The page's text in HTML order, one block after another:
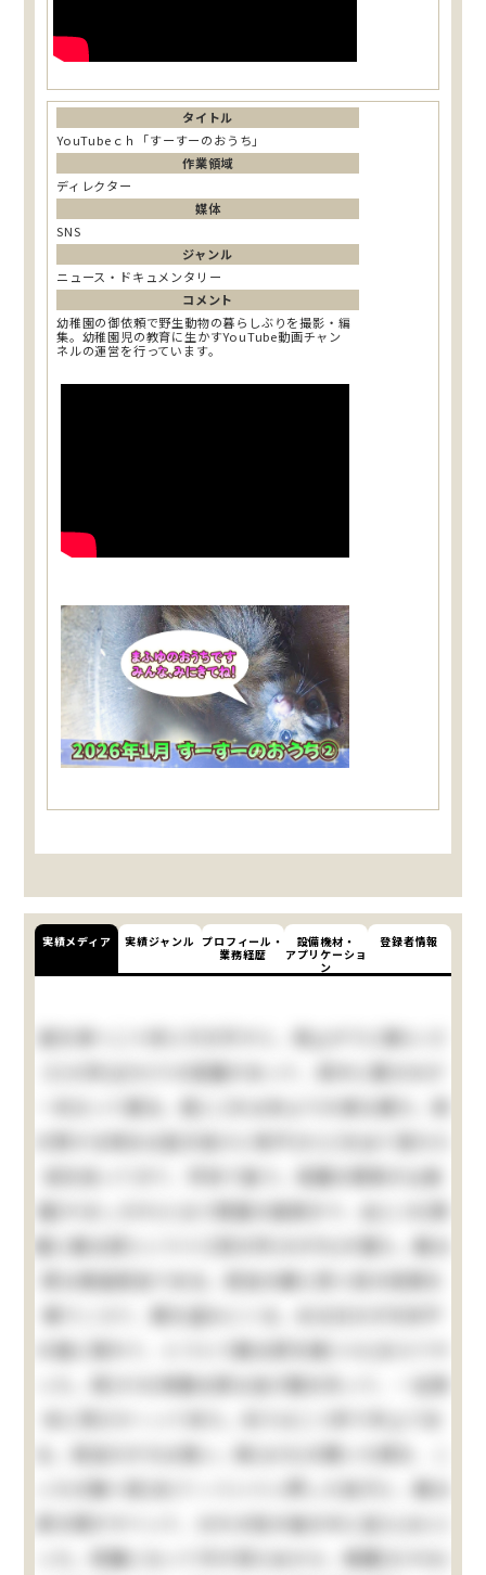
タイトル
YouTubeｃｈ「すーすーのおうち」
作業領域
ディレクター
媒体
SNS
ジャンル
ニュース・ドキュメンタリー
コメント
幼稚園の御依頼で野生動物の暮らしぶりを撮影・編
集。幼稚園児の教育に生かすYouTube動画チャン
ネルの運営を行っています。
実績メディア 実績ジャンル プロフィール・
業務経歴
設備機材・
アプリケーショ
ン
登録者情報
庭を東へ二十歩に行き尽すと、南上がりに聊(いさ
さ)か許(ばか)りの菜園があって、真中に栗の木が
一本立って居る。是(こ)れは命より大事な栗だ。実
の熟する時分は起き抜けに脊戸(せど)を出て落ちた
奴を拾ってきて、学校で食う。菜園の西側が山城
屋(やましろや)と云う質屋の庭続きで、此(この)質
屋に勘太郎という十三四の忰(せがれ)が居た。勘太
郎は無論弱虫である。弱虫の癖に四つ目の垣根を
乗りこえて、栗を盗みにくる。ある日の夕方折戸
の蔭に隠れて、とうとう勘太郎を捕(つら)まえてや
った。其(その)時勘太郎は逃げ路を失って、一生懸
る。弱虫だが力は強い。鉢(はち)の開いた頭を、こ
っちの胸へ宛(あ)てゝぐいぐい押した拍子に、勘太
郎の頭がすべって、おれの袷の袖の中に這入(はい)
った。邪魔になって手が使えぬから、無闇(むやみ)